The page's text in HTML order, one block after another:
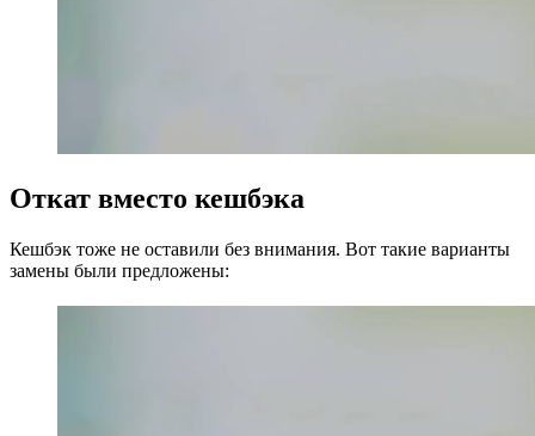
Откат вместо кешбэка
Кешбэк тоже не оставили без внимания. Вот такие варианты
замены были предложены: